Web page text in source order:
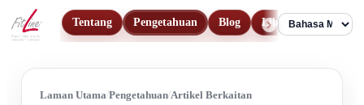
Tentang Pengetahuan Blog Lihat Produk
Language
Laman Utama Pengetahuan Artikel Berkaitan